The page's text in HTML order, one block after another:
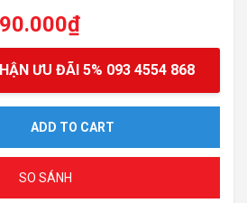
₫
ƯU ĐÃI 5% 093 4554 868
ADD TO CART
SO SÁNH